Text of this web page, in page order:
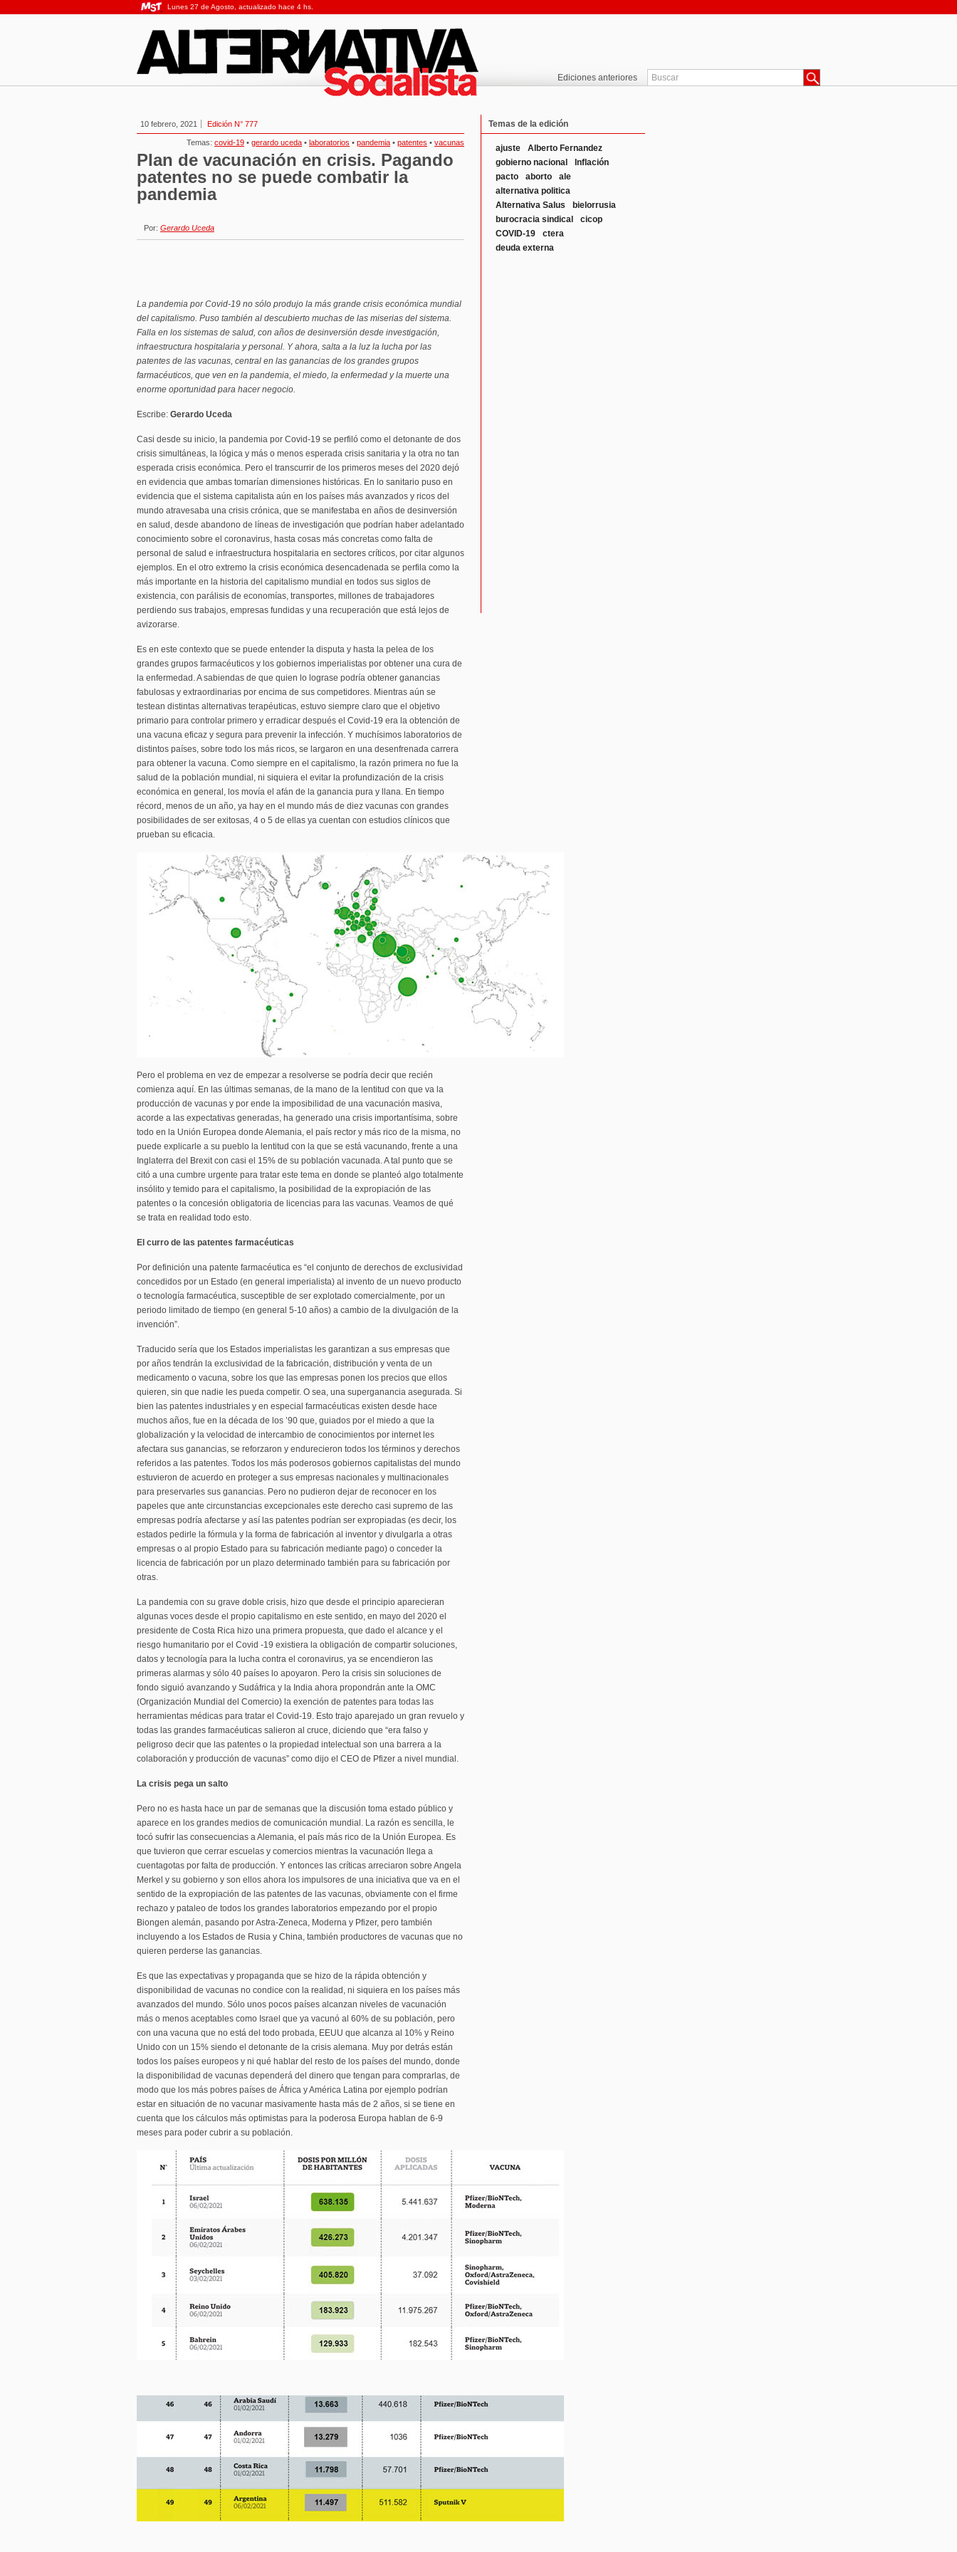
Lunes 27 de Agosto, actualizado hace 4 hs.
Ediciones anteriores
10 febrero, 2021 Edición N° 777
Temas: covid-19 • gerardo uceda • laboratorios • pandemia • patentes • vacunas
Plan de vacunación en crisis. Pagando
patentes no se puede combatir la
pandemia
Por: Gerardo Uceda
La pandemia por Covid-19 no sólo produjo la más grande crisis económica mundial
del capitalismo. Puso también al descubierto muchas de las miserias del sistema.
Falla en los sistemas de salud, con años de desinversión desde investigación,
infraestructura hospitalaria y personal. Y ahora, salta a la luz la lucha por las
patentes de las vacunas, central en las ganancias de los grandes grupos
farmacéuticos, que ven en la pandemia, el miedo, la enfermedad y la muerte una
enorme oportunidad para hacer negocio.
Escribe: Gerardo Uceda
Casi desde su inicio, la pandemia por Covid-19 se perfiló como el detonante de dos
crisis simultáneas, la lógica y más o menos esperada crisis sanitaria y la otra no tan
esperada crisis económica. Pero el transcurrir de los primeros meses del 2020 dejó
en evidencia que ambas tomarían dimensiones históricas. En lo sanitario puso en
evidencia que el sistema capitalista aún en los países más avanzados y ricos del
mundo atravesaba una crisis crónica, que se manifestaba en años de desinversión
en salud, desde abandono de líneas de investigación que podrían haber adelantado
conocimiento sobre el coronavirus, hasta cosas más concretas como falta de
personal de salud e infraestructura hospitalaria en sectores críticos, por citar algunos
ejemplos. En el otro extremo la crisis económica desencadenada se perfila como la
más importante en la historia del capitalismo mundial en todos sus siglos de
existencia, con parálisis de economías, transportes, millones de trabajadores
perdiendo sus trabajos, empresas fundidas y una recuperación que está lejos de
avizorarse.
Es en este contexto que se puede entender la disputa y hasta la pelea de los
grandes grupos farmacéuticos y los gobiernos imperialistas por obtener una cura de
la enfermedad. A sabiendas de que quien lo lograse podría obtener ganancias
fabulosas y extraordinarias por encima de sus competidores. Mientras aún se
testean distintas alternativas terapéuticas, estuvo siempre claro que el objetivo
primario para controlar primero y erradicar después el Covid-19 era la obtención de
una vacuna eficaz y segura para prevenir la infección. Y muchísimos laboratorios de
distintos países, sobre todo los más ricos, se largaron en una desenfrenada carrera
para obtener la vacuna. Como siempre en el capitalismo, la razón primera no fue la
salud de la población mundial, ni siquiera el evitar la profundización de la crisis
económica en general, los movía el afán de la ganancia pura y llana. En tiempo
récord, menos de un año, ya hay en el mundo más de diez vacunas con grandes
posibilidades de ser exitosas, 4 o 5 de ellas ya cuentan con estudios clínicos que
prueban su eficacia.
Pero el problema en vez de empezar a resolverse se podría decir que recién
comienza aquí. En las últimas semanas, de la mano de la lentitud con que va la
producción de vacunas y por ende la imposibilidad de una vacunación masiva,
acorde a las expectativas generadas, ha generado una crisis importantísima, sobre
todo en la Unión Europea donde Alemania, el país rector y más rico de la misma, no
puede explicarle a su pueblo la lentitud con la que se está vacunando, frente a una
Inglaterra del Brexit con casi el 15% de su población vacunada. A tal punto que se
citó a una cumbre urgente para tratar este tema en donde se planteó algo totalmente
insólito y temido para el capitalismo, la posibilidad de la expropiación de las
patentes o la concesión obligatoria de licencias para las vacunas. Veamos de qué
se trata en realidad todo esto.
El curro de las patentes farmacéuticas
Por definición una patente farmacéutica es “el conjunto de derechos de exclusividad
concedidos por un Estado (en general imperialista) al invento de un nuevo producto
o tecnología farmacéutica, susceptible de ser explotado comercialmente, por un
periodo limitado de tiempo (en general 5-10 años) a cambio de la divulgación de la
invención”.
Traducido sería que los Estados imperialistas les garantizan a sus empresas que
por años tendrán la exclusividad de la fabricación, distribución y venta de un
medicamento o vacuna, sobre los que las empresas ponen los precios que ellos
quieren, sin que nadie les pueda competir. O sea, una superganancia asegurada. Si
bien las patentes industriales y en especial farmacéuticas existen desde hace
muchos años, fue en la década de los ’90 que, guiados por el miedo a que la
globalización y la velocidad de intercambio de conocimientos por internet les
afectara sus ganancias, se reforzaron y endurecieron todos los términos y derechos
referidos a las patentes. Todos los más poderosos gobiernos capitalistas del mundo
estuvieron de acuerdo en proteger a sus empresas nacionales y multinacionales
para preservarles sus ganancias. Pero no pudieron dejar de reconocer en los
papeles que ante circunstancias excepcionales este derecho casi supremo de las
empresas podría afectarse y así las patentes podrían ser expropiadas (es decir, los
estados pedirle la fórmula y la forma de fabricación al inventor y divulgarla a otras
empresas o al propio Estado para su fabricación mediante pago) o conceder la
licencia de fabricación por un plazo determinado también para su fabricación por
otras.
La pandemia con su grave doble crisis, hizo que desde el principio aparecieran
algunas voces desde el propio capitalismo en este sentido, en mayo del 2020 el
presidente de Costa Rica hizo una primera propuesta, que dado el alcance y el
riesgo humanitario por el Covid -19 existiera la obligación de compartir soluciones,
datos y tecnología para la lucha contra el coronavirus, ya se encendieron las
primeras alarmas y sólo 40 países lo apoyaron. Pero la crisis sin soluciones de
fondo siguió avanzando y Sudáfrica y la India ahora propondrán ante la OMC
(Organización Mundial del Comercio) la exención de patentes para todas las
herramientas médicas para tratar el Covid-19. Esto trajo aparejado un gran revuelo y
todas las grandes farmacéuticas salieron al cruce, diciendo que “era falso y
peligroso decir que las patentes o la propiedad intelectual son una barrera a la
colaboración y producción de vacunas” como dijo el CEO de Pfizer a nivel mundial.
La crisis pega un salto
Pero no es hasta hace un par de semanas que la discusión toma estado público y
aparece en los grandes medios de comunicación mundial. La razón es sencilla, le
tocó sufrir las consecuencias a Alemania, el país más rico de la Unión Europea. Es
que tuvieron que cerrar escuelas y comercios mientras la vacunación llega a
cuentagotas por falta de producción. Y entonces las críticas arreciaron sobre Angela
Merkel y su gobierno y son ellos ahora los impulsores de una iniciativa que va en el
sentido de la expropiación de las patentes de las vacunas, obviamente con el firme
rechazo y pataleo de todos los grandes laboratorios empezando por el propio
Biongen alemán, pasando por Astra-Zeneca, Moderna y Pfizer, pero también
incluyendo a los Estados de Rusia y China, también productores de vacunas que no
quieren perderse las ganancias.
Es que las expectativas y propaganda que se hizo de la rápida obtención y
disponibilidad de vacunas no condice con la realidad, ni siquiera en los países más
avanzados del mundo. Sólo unos pocos países alcanzan niveles de vacunación
más o menos aceptables como Israel que ya vacunó al 60% de su población, pero
con una vacuna que no está del todo probada, EEUU que alcanza al 10% y Reino
Unido con un 15% siendo el detonante de la crisis alemana. Muy por detrás están
todos los países europeos y ni qué hablar del resto de los países del mundo, donde
la disponibilidad de vacunas dependerá del dinero que tengan para comprarlas, de
modo que los más pobres países de África y América Latina por ejemplo podrían
estar en situación de no vacunar masivamente hasta más de 2 años, si se tiene en
cuenta que los cálculos más optimistas para la poderosa Europa hablan de 6-9
meses para poder cubrir a su población.
Temas de la edición
ajuste
Alberto Fernandez
gobierno nacional
Inflación
pacto
aborto
ale
alternativa politica
Alternativa Salus
bielorrusia
burocracia sindical
cicop
COVID-19
ctera
deuda externa